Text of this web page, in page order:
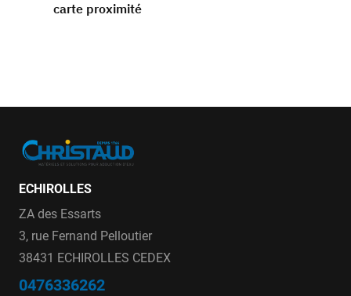
carte proximité
ECHIROLLES
ZA des Essarts
3, rue Fernand Pelloutier
38431 ECHIROLLES CEDEX
0476336262